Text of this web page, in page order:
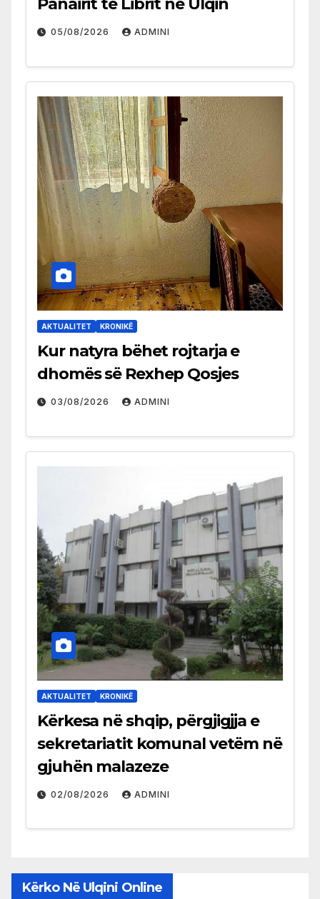
Panairit të Librit në Ulqin
05/08/2026 ADMINI
AKTUALITET KRONIKË
Kur natyra bëhet rojtarja e
dhomës së Rexhep Qosjes
03/08/2026 ADMINI
AKTUALITET KRONIKË
Kërkesa në shqip, përgjigjja e
sekretariatit komunal vetëm në
gjuhën malazeze
02/08/2026 ADMINI
Kërko Në Ulqini Online